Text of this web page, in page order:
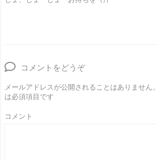
コメントをどうぞ
メールアドレスが公開されることはありません。
は必須項目です
コメント